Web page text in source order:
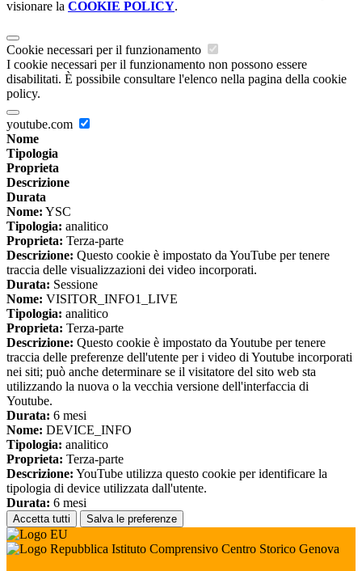
visionare la COOKIE POLICY.
Cookie necessari per il funzionamento
I cookie necessari per il funzionamento non possono essere
disabilitati. È possibile consultare l'elenco nella pagina della cookie
policy.
youtube.com
Nome
Tipologia
Proprieta
Descrizione
Durata
Nome: YSC
Tipologia: analitico
Proprieta: Terza-parte
Descrizione: Questo cookie è impostato da YouTube per tenere
traccia delle visualizzazioni dei video incorporati.
Durata: Sessione
Nome: VISITOR_INFO1_LIVE
Tipologia: analitico
Proprieta: Terza-parte
Descrizione: Questo cookie è impostato da Youtube per tenere
traccia delle preferenze dell'utente per i video di Youtube incorporati
nei siti; può anche determinare se il visitatore del sito web sta
utilizzando la nuova o la vecchia versione dell'interfaccia di
Youtube.
Durata: 6 mesi
Nome: DEVICE_INFO
Tipologia: analitico
Proprieta: Terza-parte
Descrizione: YouTube utilizza questo cookie per identificare la
tipologia di device utilizzata dall'utente.
Durata: 6 mesi
Accetta tutti Salva le preferenze
Istituto Comprensivo Centro Storico Genova